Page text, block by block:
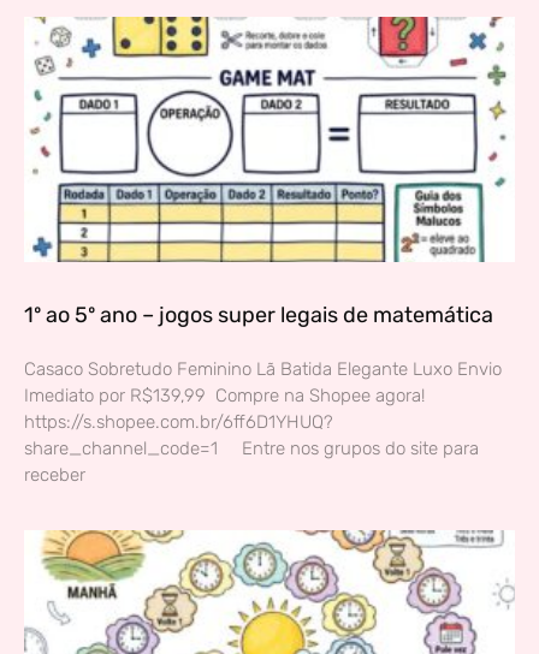
1º ao 5º ano – jogos super legais de matemática
Casaco Sobretudo Feminino Lã Batida Elegante Luxo Envio
Imediato por R$139,99 Compre na Shopee agora!
https://s.shopee.com.br/6ff6D1YHUQ?
share_channel_code=1 Entre nos grupos do site para
receber